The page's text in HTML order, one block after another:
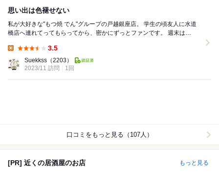
思い出は色褪せない
私が大好きな"もつ焼 でん"グループの戸越銀座店。 学生の頃友人に水道
橋店へ連れてってもらってから、密かにずっとファンです。 週末は
3.5
Suekkss （2203）
2023/11 訪問
1回
口コミをもっと見る（107人）
[PR] 近くの居酒屋のお店 もっと見る